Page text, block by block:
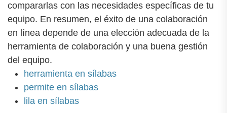
compararlas con las necesidades específicas de tu
equipo. En resumen, el éxito de una colaboración
en línea depende de una elección adecuada de la
herramienta de colaboración y una buena gestión
del equipo.
herramienta en sílabas
permite en sílabas
lila en sílabas